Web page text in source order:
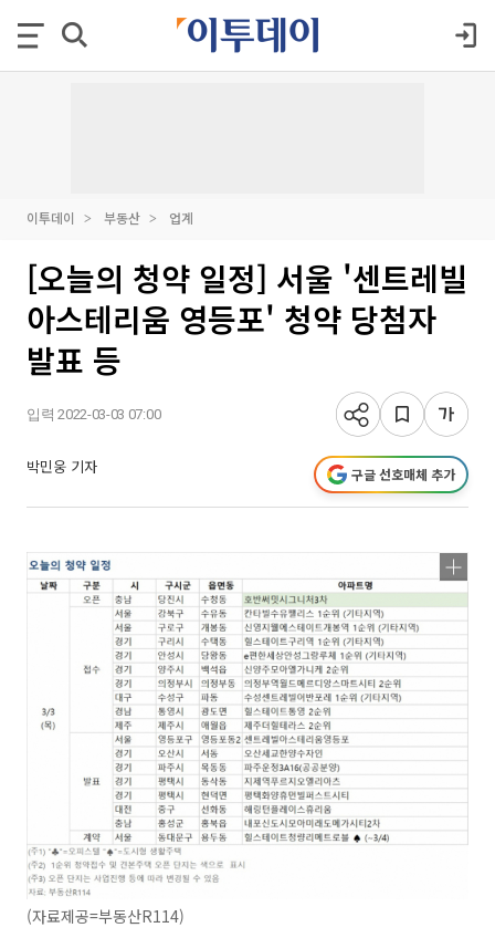
이투데이 부동산 업계
[오늘의 청약 일정] 서울 '센트레빌
아스테리움 영등포' 청약 당첨자
발표 등
입력 2022-03-03 07:00
박민웅 기자 구글 선호매체 추가
(자료제공=부동산R114)